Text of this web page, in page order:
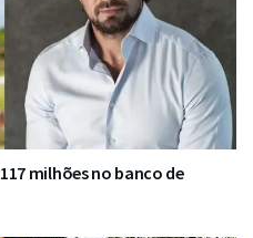
milhões no banco de